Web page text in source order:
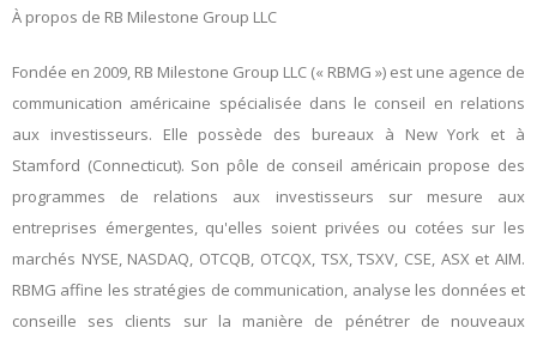
À propos de RB Milestone Group LLC
Fondée en 2009, RB Milestone Group LLC (« RBMG ») est une agence de
communication américaine spécialisée dans le conseil en relations
aux investisseurs. Elle possède des bureaux à New York et à
Stamford (Connecticut). Son pôle de conseil américain propose des
programmes de relations aux investisseurs sur mesure aux
entreprises émergentes, qu'elles soient privées ou cotées sur les
marchés NYSE, NASDAQ, OTCQB, OTCQX, TSX, TSXV, CSE, ASX et AIM.
RBMG affine les stratégies de communication, analyse les données et
conseille ses clients sur la manière de pénétrer de nouveaux